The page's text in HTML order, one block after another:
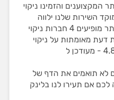
המקצוענים והזמינו ניקוי
השירות שלנו ילווה
אתכם עד לסיום העבודה. באתר מופיעים 4 חברות ניקוי
שבדקנו עם 887 חוות דעת מאומתות על ניקוי
שטיחים, בדירוג ממוצע של 4.87 - מעודכן ל
לא תואמים את הדף של
לכם אם תעירו לנו בלינק